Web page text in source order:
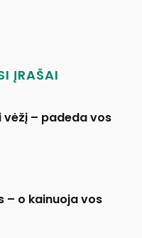
ĮRAŠAI
vėžį – padeda vos
– o kainuoja vos